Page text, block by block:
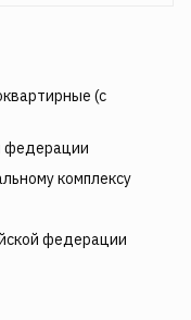
(с
федерации
комплексу
федерации